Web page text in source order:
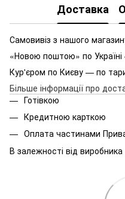
Доставка
Самовивіз з нашого
«Новою поштою» по
Кур'єром по Києву — по
Більше інформації про
Готівкою
Кредитною карткою
Оплата частинами
В залежності від виробника